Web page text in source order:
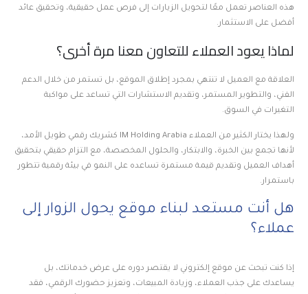
هذه العناصر تعمل معًا لتحويل الزيارات إلى فرص عمل حقيقية، وتحقيق عائد
أفضل على الاستثمار.
لماذا يعود العملاء للتعاون معنا مرة أخرى؟
العلاقة مع العميل لا تنتهي بمجرد إطلاق الموقع، بل تستمر من خلال الدعم
الفني، والتطوير المستمر، وتقديم الاستشارات التي تساعد على مواكبة
التغيرات في السوق.
ولهذا يختار الكثير من العملاء IM Holding Arabia كشريك رقمي طويل الأمد،
لأنها تجمع بين الخبرة، والابتكار، والحلول المخصصة، مع التزام حقيقي بتحقيق
أهداف العميل وتقديم قيمة مستمرة تساعده على النمو في بيئة رقمية تتطور
باستمرار.
هل أنت مستعد لبناء موقع يحول الزوار إلى
عملاء؟
إذا كنت تبحث عن موقع إلكتروني لا يقتصر دوره على عرض خدماتك، بل
يساعدك على جذب العملاء، وزيادة المبيعات، وتعزيز حضورك الرقمي، فقد